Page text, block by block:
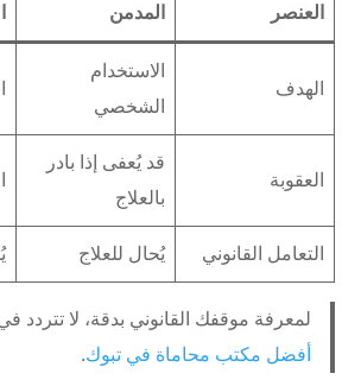
العنصر المدمن
الهدف
الاستخدام
الشخصي
العقوبة
قد يُعفى إذا بادر
بالعلاج
التعامل القانوني يُحال للعلاج
لمعرفة موقفك القانوني بدقة، لا تتردد
أفضل مكتب محاماة في تبوك.